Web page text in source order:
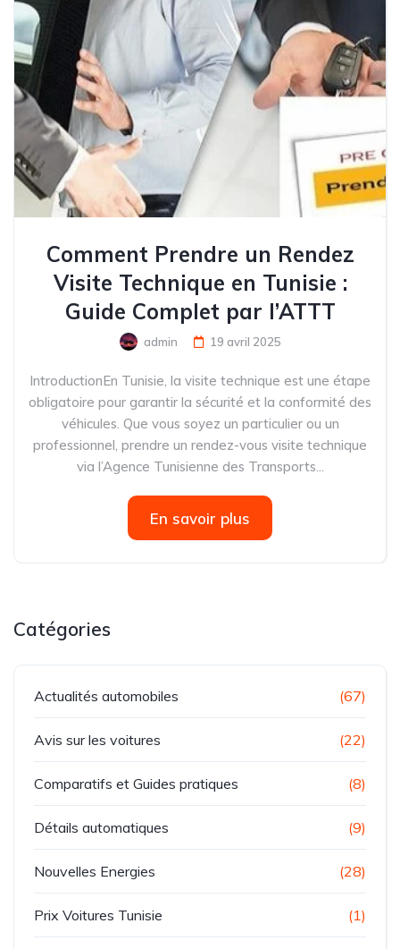
Comment Prendre un Rendez
Visite Technique en Tunisie :
Guide Complet par l’ATTT
admin 19 avril 2025
IntroductionEn Tunisie, la visite technique est une étape
obligatoire pour garantir la sécurité et la conformité des
véhicules. Que vous soyez un particulier ou un
professionnel, prendre un rendez-vous visite technique
via l’Agence Tunisienne des Transports...
En savoir plus
Catégories
Actualités automobiles (67)
Avis sur les voitures (22)
Comparatifs et Guides pratiques (8)
Détails automatiques (9)
Nouvelles Energies (28)
Prix Voitures Tunisie (1)